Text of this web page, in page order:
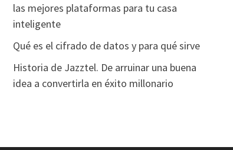
las mejores plataformas para tu casa
inteligente
Qué es el cifrado de datos y para qué sirve
Historia de Jazztel. De arruinar una buena
idea a convertirla en éxito millonario